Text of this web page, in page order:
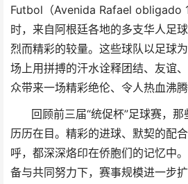
Futbol（Avenida Rafael obligado
时，来自阿根廷各地的多支华人足
烈而精彩的较量。这些球队以足球
场上用拼搏的汗水诠释团结、友谊
众带来一场精彩绝伦、令人热血沸腾
回顾前三届“统促杯”足球赛，那
历历在目。精彩的进球、默契的配
呼，都深深烙印在侨胞们的记忆中
备与共同努力下，赛事规模进一步